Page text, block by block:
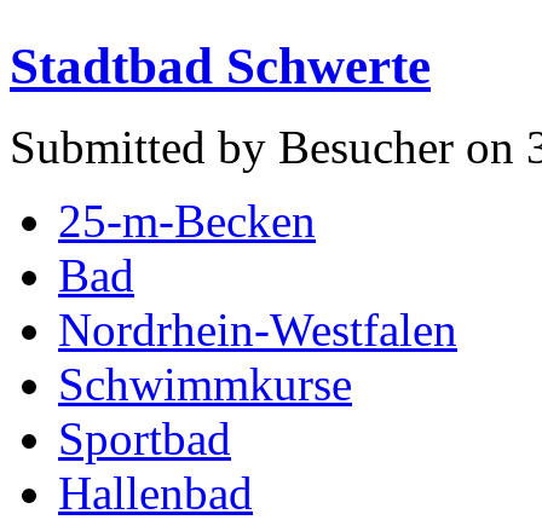
Stadtbad Schwerte
Submitted by Besucher on
25-m-Becken
Bad
Nordrhein-Westfalen
Schwimmkurse
Sportbad
Hallenbad